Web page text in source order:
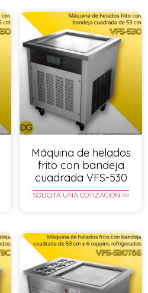
Máquina de helados
frito con bandeja
cuadrada VFS-530
SOLICITA UNA COTIZACIÓN >>